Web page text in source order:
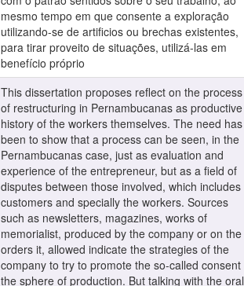
mesmo tempo em que consente a exploração
utilizando-se de artificios ou brechas existentes,
para tirar proveito de situações, utilizá-las em
benefício próprio
This dissertation proposes reflect on the process
of restructuring in Pernambucanas as productive
history of the workers themselves. The need has
been to show that a process can be seen, in the
Pernambucanas case, just as evaluation and
experience of the entrepreneur, but as a field of
disputes between those involved, which includes
customers and specially the workers. Sources
such as newsletters, magazines, works of
memorialist, produced by the company or on the
orders it, allowed indicate the strategies of the
company to try to promote the so-called consent
the sphere of production. But talking with the oral